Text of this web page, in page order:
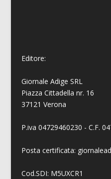
Editore:
Giornale Adige SRL
Piazza Cittadella nr. 16
37121 Verona
P.iva 04729460230 - C.F.
Posta certificata:
Cod.SDI: M5UXCR1